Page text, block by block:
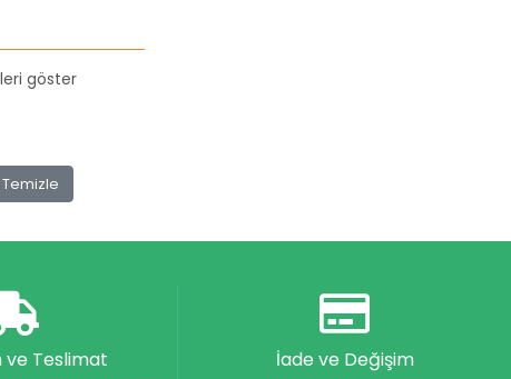
göster
Teslimat İade ve Değişim